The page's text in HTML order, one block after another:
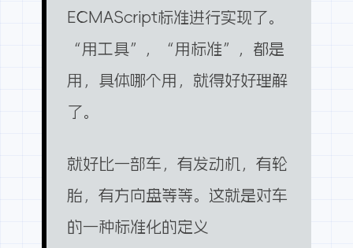
ECMAScript标准进行实现了。
“用工具”，“用标准”，都是
用，具体哪个用，就得好好理解
了。
就好比一部车，有发动机，有轮
胎，有方向盘等等。这就是对车
的一种标准化的定义